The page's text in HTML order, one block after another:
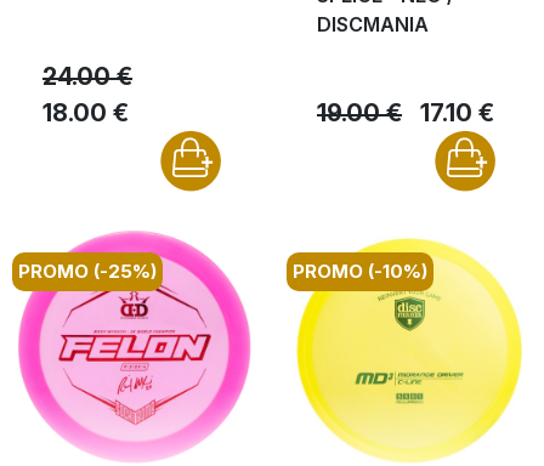
24.00 €
18.00 €
DISCMANIA
19.00 € 17.10 €
PROMO (-25%) PROMO (-10%)